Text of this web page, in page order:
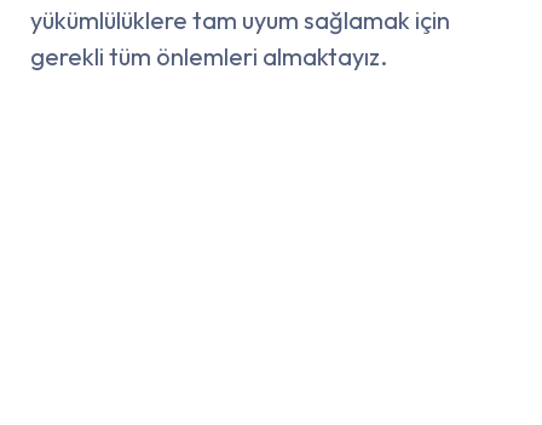
yükümlülüklere tam uyum sağlamak için
gerekli tüm önlemleri almaktayız.